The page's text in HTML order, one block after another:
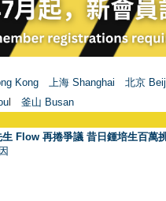
Kong 上海 Shanghai 北京
釜山 Busan
生 Flow 再捲爭議 昔日鍾培生百萬